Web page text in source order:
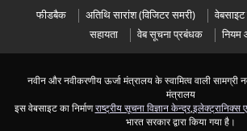
फीडबैक अतिथ‍ि सारांश (विज‍िटर समरी) वेबसाइट
सहायता
वेब सूचना प्रबंधक नियम
नवीन और नवीकरणीय ऊर्जा मंत्रालय के स्‍वामित्‍व वाली सामग्री
मंत्रालय
इस वेबसाइट का निर्माणराष्ट्रीय सूचना विज्ञान केन्द्र,इलेक्ट्रानिक्स
भारत सरकार द्वारा किया गया है।